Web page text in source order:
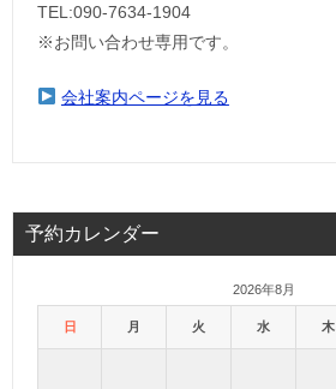
TEL:090-7634-1904
※お問い合わせ専用です。
会社案内ページを見る
予約カレンダー
2026年8月
日 月 火 水 木